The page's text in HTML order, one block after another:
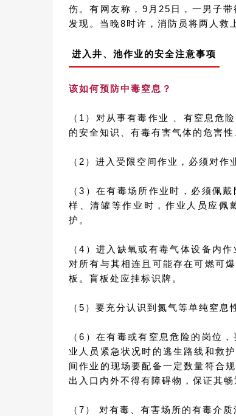
伤。有网友称，9月25日，一男子
发现。当晚8时许，消防员将两人救
进入井、池作业的安全注意事项
该如何预防中毒窒息？
（1）对从事有毒作业 、有窒息危
的安全知识、有毒有害气体的危害
（2）进入受限空间作业，必须对
（3）在有毒场所作业时，必须佩
样、清罐等作业时，作业人员应佩
护。
（4）进入缺氧或有毒气体设备内
对所有与其相连且可能存在可燃可
板。盲板处应挂标识牌。
（5）要充分认识到氮气等单纯窒息
（6）在有毒或有窒息危险的岗位
业人员紧急状况时的逃生路线和救
间作业的现场要配备一定数量符合
出入口内外不得有障碍物，保证其
（7） 对有毒、有害场所的有毒介